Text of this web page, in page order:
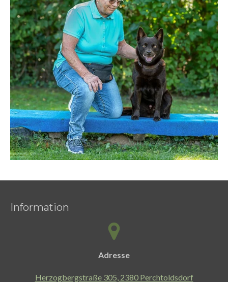
Information
Adresse
Herzogbergstraße 305, 2380 Perchtoldsdorf